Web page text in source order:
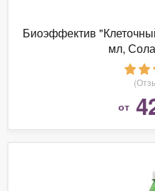
Биоэффектив
мл,
от